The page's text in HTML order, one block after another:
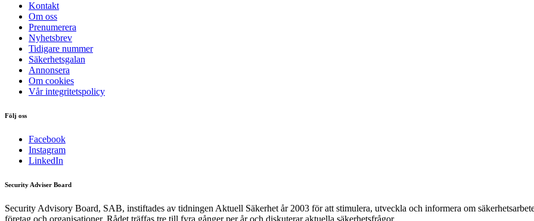
Kontakt
Om oss
Prenumerera
Nyhetsbrev
Tidigare nummer
Säkerhetsgalan
Annonsera
Om cookies
Vår integritetspolicy
Följ oss
Facebook
Instagram
LinkedIn
Security Adviser Board
Security Advisory Board, SAB, instiftades av tidningen Aktuell Säkerhet år 2003 för att stimulera, utveckla och informera om